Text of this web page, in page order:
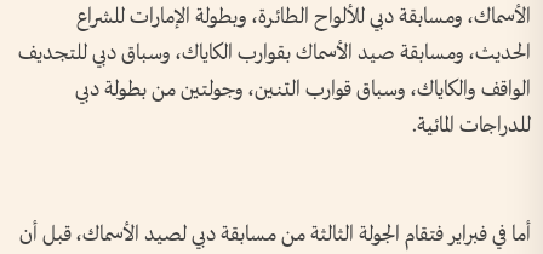
الأسماك، ومسابقة دبي للألواح الطائرة، وبطولة الإمارات للشراع
الحديث، ومسابقة صيد الأسماك بقوارب الكاياك، وسباق دبي للتجديف
الواقف والكاياك، وسباق قوارب التنين، وجولتين من بطولة دبي
للدراجات المائية.
أما في فبراير فتقام الجولة الثالثة من مسابقة دبي لصيد الأسماك، قبل أن